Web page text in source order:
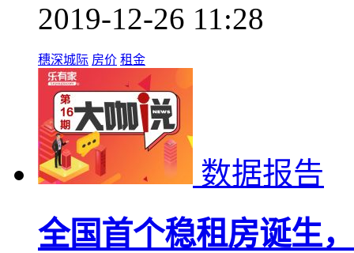
2019-12-26 11:28
穗深城际 房价 租金
数据报告
全国首个稳租房诞生